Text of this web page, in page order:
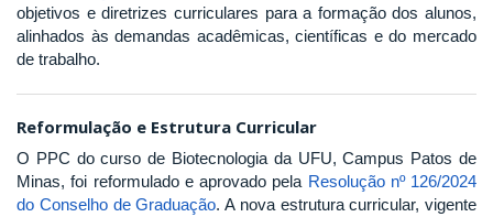
objetivos e diretrizes curriculares para a formação dos alunos,
alinhados às demandas acadêmicas, científicas e do mercado
de trabalho.
Reformulação e Estrutura Curricular
O PPC do curso de Biotecnologia da UFU, Campus Patos de
Minas, foi reformulado e aprovado pela Resolução nº 126/2024
do Conselho de Graduação. A nova estrutura curricular, vigente